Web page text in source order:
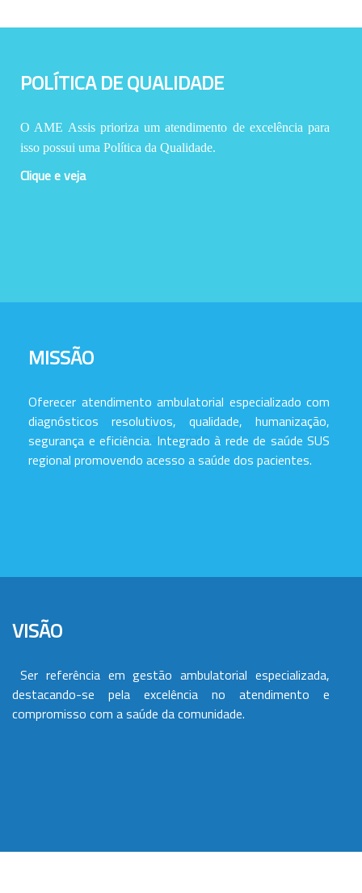
POLÍTICA DE QUALIDADE
O AME Assis prioriza um atendimento de excelência para
isso possui uma Política da Qualidade.
Clique e veja
MISSÃO
Oferecer atendimento ambulatorial especializado com
diagnósticos resolutivos, qualidade, humanização,
segurança e eficiência. Integrado à rede de saúde SUS
regional promovendo acesso a saúde dos pacientes.
VISÃO
Ser referência em gestão ambulatorial especializada,
destacando-se pela excelência no atendimento e
compromisso com a saúde da comunidade.